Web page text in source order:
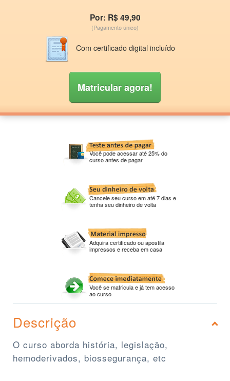
Por: R$ 49,90
(Pagamento único)
Com certificado digital incluído
Matricular agora!
Você pode acessar até 25% do
curso antes de pagar
Cancele seu curso em até 7 dias e
tenha seu dinheiro de volta
Adquira certificado ou apostila
impressos e receba em casa
Você se matricula e já tem acesso
ao curso
Descrição
O curso aborda história, legislação,
hemoderivados, biossegurança, etc